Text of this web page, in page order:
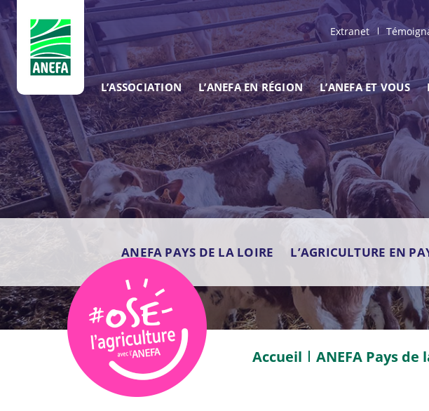
Extranet
L’ASSOCIATION L’ANEFA EN RÉGION L’ANEFA ET VOUS
ANEFA PAYS DE LA LOIRE L’AGRICULTURE EN
Accueil ANEFA Pays de